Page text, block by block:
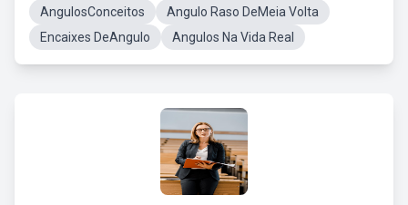
AngulosConceitos
Angulo Raso DeMeia Volta
Encaixes DeAngulo
Angulos Na Vida Real